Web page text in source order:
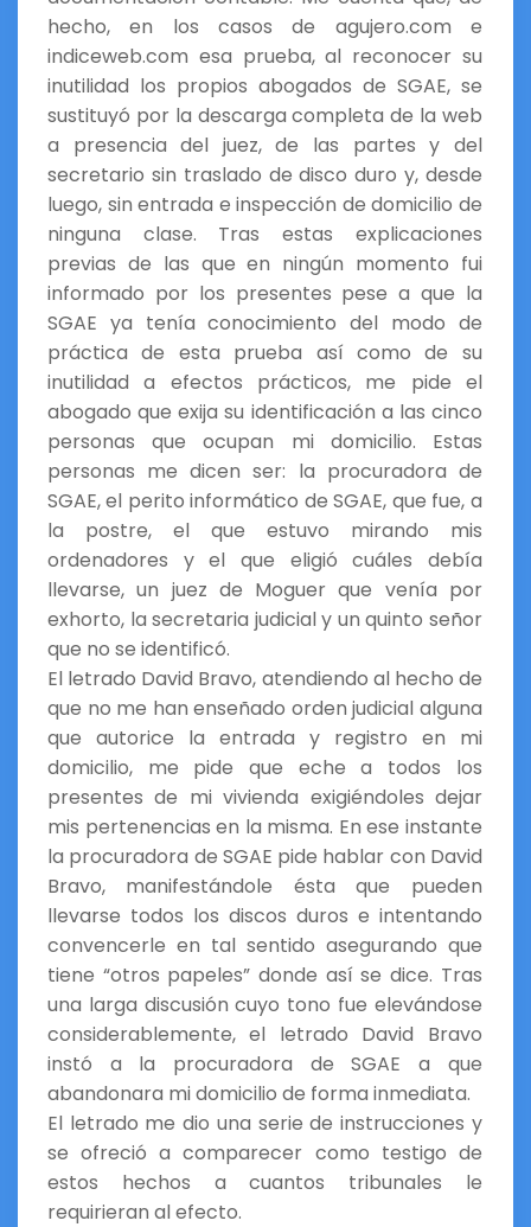
hecho, en los casos de agujero.com e
indiceweb.com esa prueba, al reconocer su
inutilidad los propios abogados de SGAE, se
sustituyó por la descarga completa de la web
a presencia del juez, de las partes y del
secretario sin traslado de disco duro y, desde
luego, sin entrada e inspección de domicilio de
ninguna clase. Tras estas explicaciones
previas de las que en ningún momento fui
informado por los presentes pese a que la
SGAE ya tenía conocimiento del modo de
práctica de esta prueba así como de su
inutilidad a efectos prácticos, me pide el
abogado que exija su identificación a las cinco
personas que ocupan mi domicilio. Estas
personas me dicen ser: la procuradora de
SGAE, el perito informático de SGAE, que fue, a
la postre, el que estuvo mirando mis
ordenadores y el que eligió cuáles debía
llevarse, un juez de Moguer que venía por
exhorto, la secretaria judicial y un quinto señor
que no se identificó.
El letrado David Bravo, atendiendo al hecho de
que no me han enseñado orden judicial alguna
que autorice la entrada y registro en mi
domicilio, me pide que eche a todos los
presentes de mi vivienda exigiéndoles dejar
mis pertenencias en la misma. En ese instante
la procuradora de SGAE pide hablar con David
Bravo, manifestándole ésta que pueden
llevarse todos los discos duros e intentando
convencerle en tal sentido asegurando que
tiene “otros papeles” donde así se dice. Tras
una larga discusión cuyo tono fue elevándose
considerablemente, el letrado David Bravo
instó a la procuradora de SGAE a que
abandonara mi domicilio de forma inmediata.
El letrado me dio una serie de instrucciones y
se ofreció a comparecer como testigo de
estos hechos a cuantos tribunales le
requirieran al efecto.